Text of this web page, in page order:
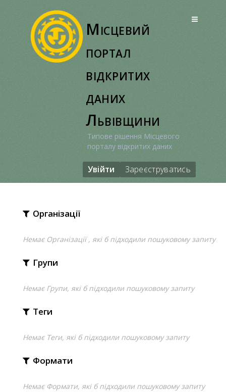
Місцевий
портал
відкритих
даних
Львівщини
Типове рішення Місцевого
порталу відкритих даних
Увійти Зареєструватись
Організації
Немає Організації , які б підходили пошуковому запиту
Групи
Немає Групи, які б підходили пошуковому запиту
Теги
Немає Теги, які б підходили пошуковому запиту
Формати
Немає Формати, які б підходили пошуковому запиту